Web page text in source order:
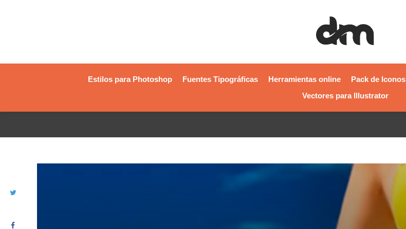
Estilos para Photoshop Fuentes Tipográficas Herramientas online Pack de Iconos
Vectores para Illustrator